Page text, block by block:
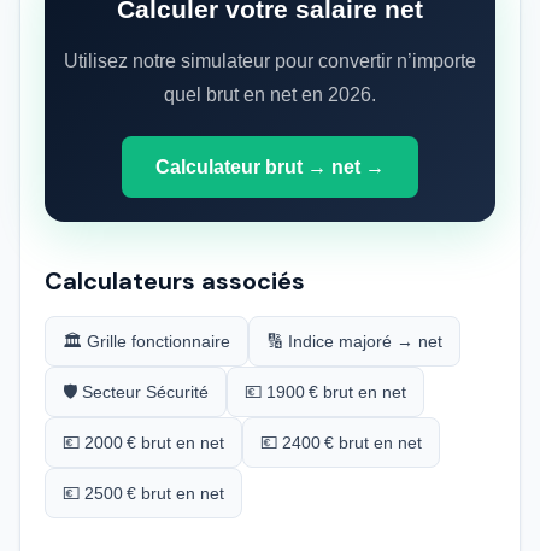
Calculer votre salaire net
Utilisez notre simulateur pour convertir n’importe
quel brut en net en 2026.
Calculateur brut → net →
Calculateurs associés
🏛️ Grille fonctionnaire 🔢 Indice majoré → net
🛡️ Secteur Sécurité 💶 1900 € brut en net
💶 2000 € brut en net 💶 2400 € brut en net
💶 2500 € brut en net